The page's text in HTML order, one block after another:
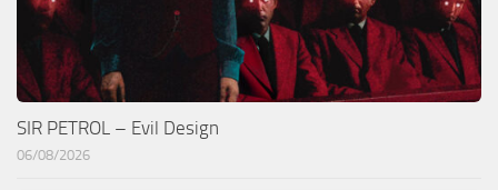
SIR PETROL – Evil Design
06/08/2026